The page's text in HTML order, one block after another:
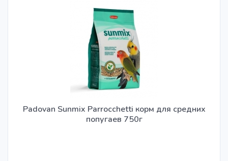
Padovan Sunmix Parrocchetti корм для средних
попугаев 750г